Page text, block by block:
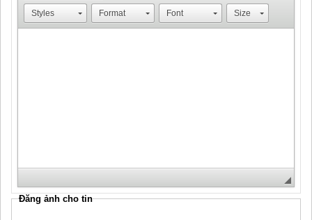
Styles Format Font Size
Đăng ảnh cho tin